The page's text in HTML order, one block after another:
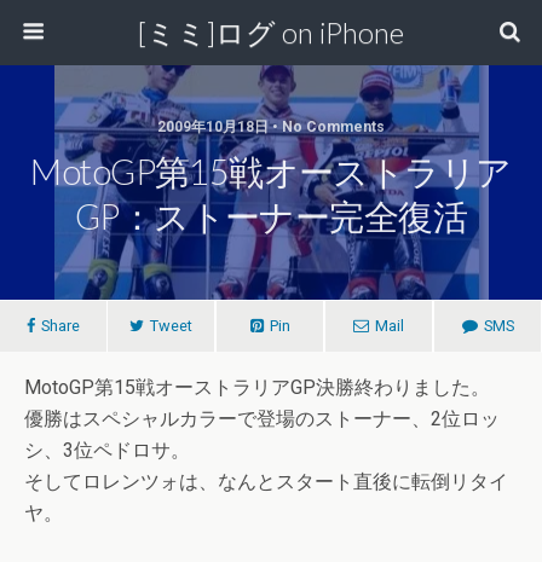
[ミミ]ログ on iPhone
2009年10月18日 • No Comments
MotoGP第15戦オーストラリア
GP：ストーナー完全復活
Share Tweet Pin Mail SMS
MotoGP第15戦オーストラリアGP決勝終わりました。
優勝はスペシャルカラーで登場のストーナー、2位ロッ
シ、3位ペドロサ。
そしてロレンツォは、なんとスタート直後に転倒リタイ
ヤ。